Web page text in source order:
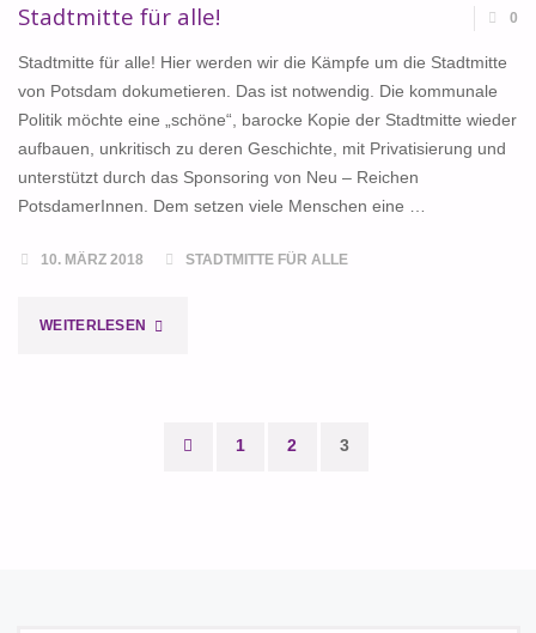
Stadtmitte für alle! 0
Stadtmitte für alle! Hier werden wir die Kämpfe um die Stadtmitte
von Potsdam dokumetieren. Das ist notwendig. Die kommunale
Politik möchte eine „schöne“, barocke Kopie der Stadtmitte wieder
aufbauen, unkritisch zu deren Geschichte, mit Privatisierung und
unterstützt durch das Sponsoring von Neu – Reichen
PotsdamerInnen. Dem setzen viele Menschen eine …
10. MÄRZ 2018 STADTMITTE FÜR ALLE
WEITERLESEN "STADTMITTE
1 2 3